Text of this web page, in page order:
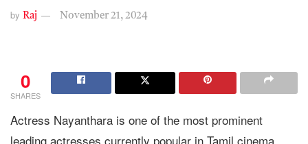
by Raj November 21, 2024
0
SHARES
Actress Nayanthara is one of the most prominent
leading actresses currently popular in Tamil cinema.